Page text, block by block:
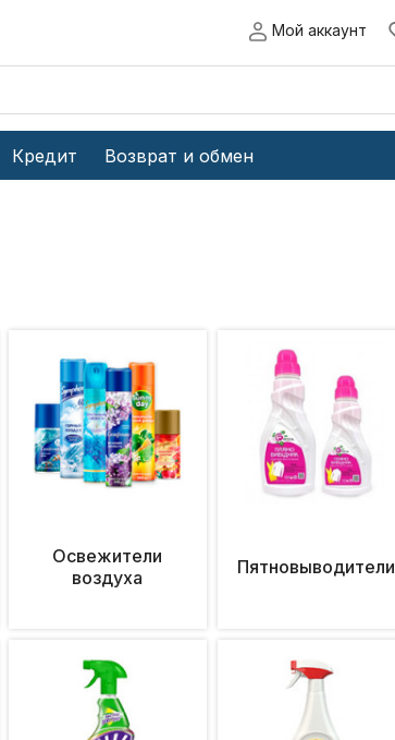
Мой аккаунт
Кредит Возврат и обмен
Освежители
воздуха
Пятновыводители